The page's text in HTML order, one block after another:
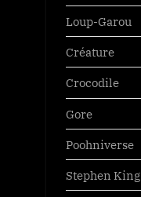
Loup-Garou
Créature
Crocodile
Gore
Poohniverse
Stephen King